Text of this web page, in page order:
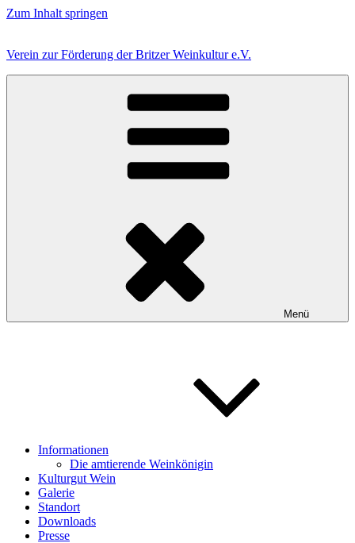
Zum Inhalt springen
Verein zur Förderung der Britzer Weinkultur e.V.
Menü
Informationen
Die amtierende Weinkönigin
Kulturgut Wein
Galerie
Standort
Downloads
Presse